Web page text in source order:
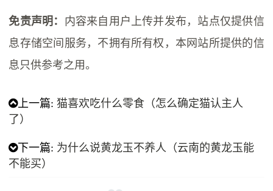
免责声明： 内容来自用户上传并发布，站点仅提供信
息存储空间服务，不拥有所有权，本网站所提供的信
息只供参考之用。
上一篇:猫喜欢吃什么零食（怎么确定猫认主人
了）
下一篇: 为什么说黄龙玉不养人（云南的黄龙玉能
不能买）